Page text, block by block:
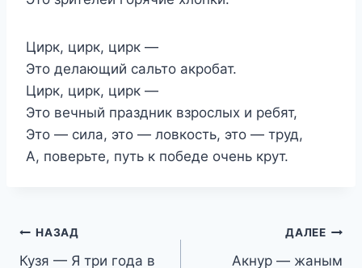
Цирк, цирк, цирк —
Это делающий сальто акробат.
Цирк, цирк, цирк —
Это вечный праздник взрослых и ребят,
Это — сила, это — ловкость, это — труд,
А, поверьте, путь к победе очень крут.
Навигация
НАЗАД
Кузя — Я три года в
ДАЛЕЕ
Акнур — жаным